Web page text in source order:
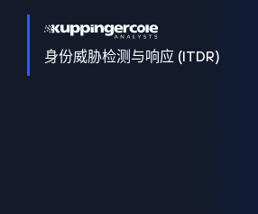
身份威胁检测与响应 (ITDR)